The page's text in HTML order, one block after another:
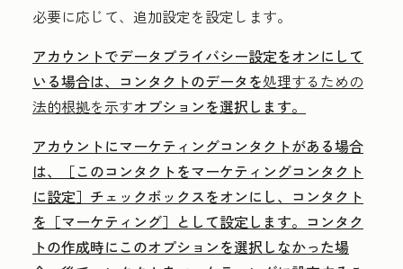
必要に応じて、追加設定を設定します。
アカウントでデータプライバシー設定をオンにして
いる場合は、コンタクトのデータを処理するための
法的根拠を示すオプションを選択します。
アカウントにマーケティングコンタクトがある場合
は、
［このコンタクトをマーケティングコンタクト
に設定］チェックボックスをオンにし、コンタクト
を［マーケティング］として設定します。コンタク
トの作成時にこのオプションを選択しなかった場